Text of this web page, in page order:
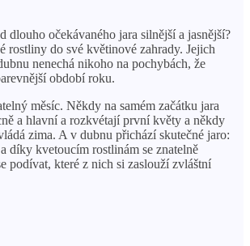
dlouho očekávaného jara silnější a jasnější?
rostliny do své květinové zahrady. Jejich
nenechá nikoho na pochybách, že
období roku.
měsíc. Někdy na samém začátku jara
a hlavní a rozkvétají první květy a někdy
zima. A v dubnu přichází skutečné jaro:
díky kvetoucím rostlinám se znatelně
podívat, které z nich si zaslouží zvláštní